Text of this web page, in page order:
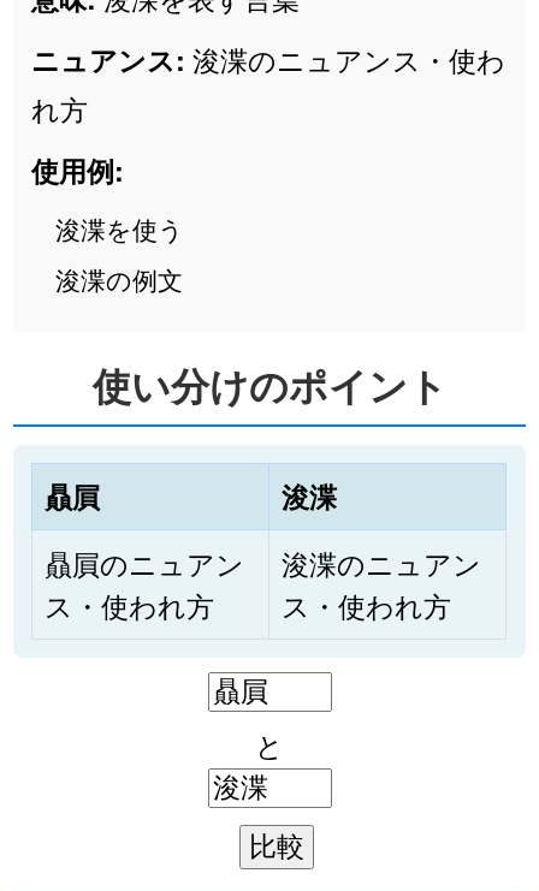
ニュアンス: 浚渫のニュアンス・使わ
れ方
使用例:
浚渫を使う
浚渫の例文
使い分けのポイント
贔屓 浚渫
贔屓のニュアン
ス・使われ方
浚渫のニュアン
ス・使われ方
と